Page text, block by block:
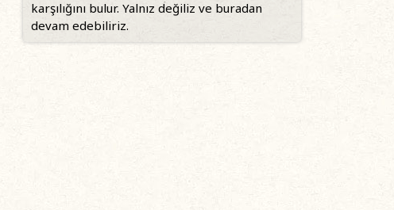
karşılığını bulur. Yalnız değiliz ve buradan
devam edebiliriz.